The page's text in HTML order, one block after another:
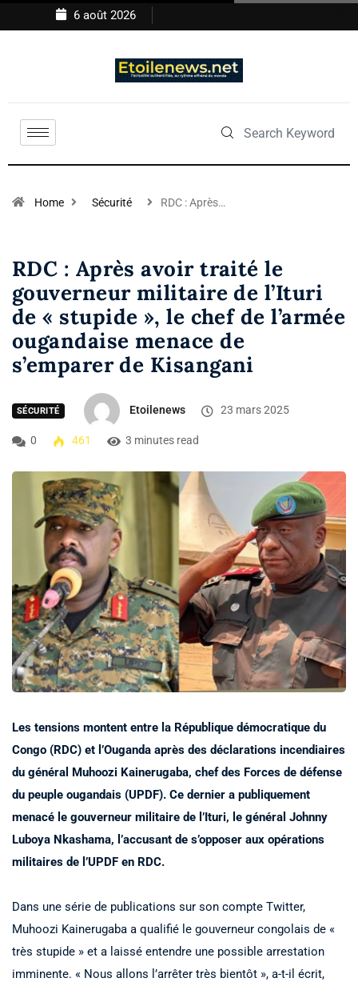
6 août 2026
Home Sécurité RDC : Après…
RDC : Après avoir traité le
gouverneur militaire de l’Ituri
de « stupide », le chef de l’armée
ougandaise menace de
s’emparer de Kisangani
SÉCURITÉ Etoilenews 23 mars 2025
0 461 3 minutes read
Les tensions montent entre la République démocratique du
Congo (RDC) et l’Ouganda après des déclarations incendiaires
du général Muhoozi Kainerugaba, chef des Forces de défense
du peuple ougandais (UPDF). Ce dernier a publiquement
menacé le gouverneur militaire de l’Ituri, le général Johnny
Luboya Nkashama, l’accusant de s’opposer aux opérations
militaires de l’UPDF en RDC.
Dans une série de publications sur son compte Twitter,
Muhoozi Kainerugaba a qualifié le gouverneur congolais de «
très stupide » et a laissé entendre une possible arrestation
imminente. « Nous allons l’arrêter très bientôt », a-t-il écrit,